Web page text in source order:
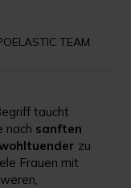
TEAM
taucht
nach sanften
zu
Frauen mit